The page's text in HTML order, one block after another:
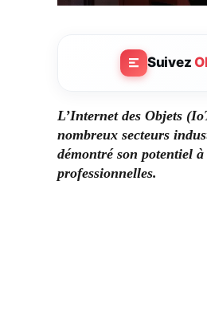
Suivez
L’Internet des Objets
nombreux secteurs
démontré son potentiel
professionnelles.